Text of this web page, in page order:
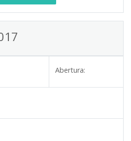
Abertura: